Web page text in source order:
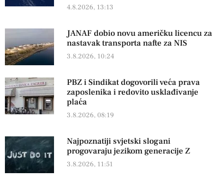
4.8.2026, 13:13
JANAF dobio novu američku licencu za
nastavak transporta nafte za NIS
3.8.2026, 10:24
PBZ i Sindikat dogovorili veća prava
zaposlenika i redovito usklađivanje
plaća
3.8.2026, 08:19
Najpoznatiji svjetski slogani
progovaraju jezikom generacije Z
3.8.2026, 11:51